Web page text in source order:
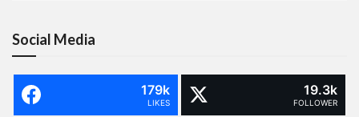
Social Media
179k
LIKES
19.3k
FOLLOWER